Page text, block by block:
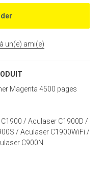
un(e) ami(e)
Magenta 4500 pages
/ Aculaser C1900D /
/ Aculaser C1900WiFi /
C900N